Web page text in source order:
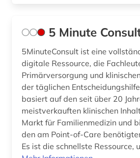
atlas (13)
audiologie (1)
audiovisuelle medien (2)
aufgabensammlung (11)
aufklärung (1)
aufsatz (1)
aufsatzdatenbank (1)
aufsatzsammlung (1)
5 Minute
5MinuteConsult ist eine
digitale Ressource, die
Primärversorgung und
der täglichen
basiert auf den seit über 20
meistverkauften klinischen
Markt für Familienmedizin und
den am Point-of-Care
Es ist die schnellste Ressource,